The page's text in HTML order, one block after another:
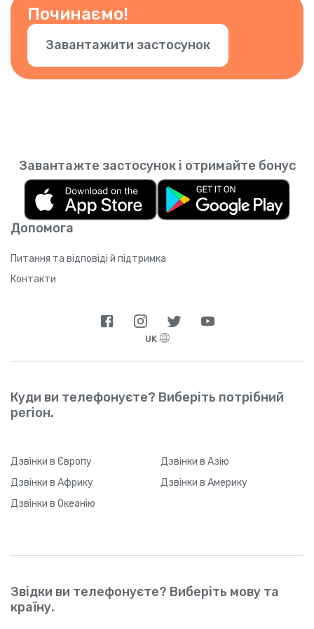
Починаємо!
Завантажити застосунок
Допомога
Питання та відповіді й підтримка
Контакти
Завантажте застосунок і отримайте бонус
UK
Куди ви телефонуєте? Виберіть потрібний
регіон.
Дзвінки в Європу Дзвінки в Азію
Дзвінки в Африку Дзвінки в Америку
Дзвінки в Океанію
Звідки ви телефонуєте? Виберіть мову та
країну.